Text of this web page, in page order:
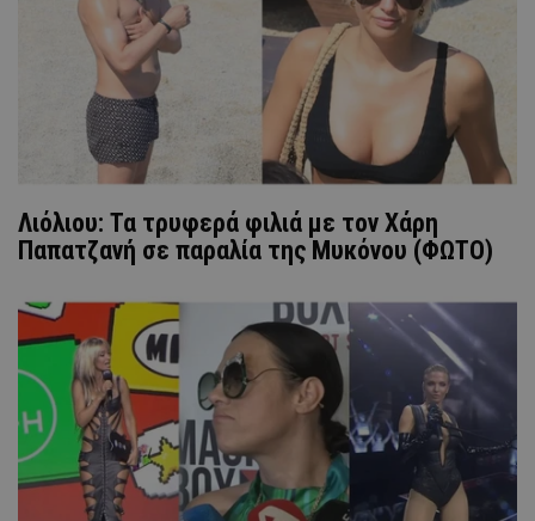
Λιόλιου: Τα τρυφερά φιλιά με τον Χάρη
Παπατζανή σε παραλία της Μυκόνου (ΦΩΤΟ)